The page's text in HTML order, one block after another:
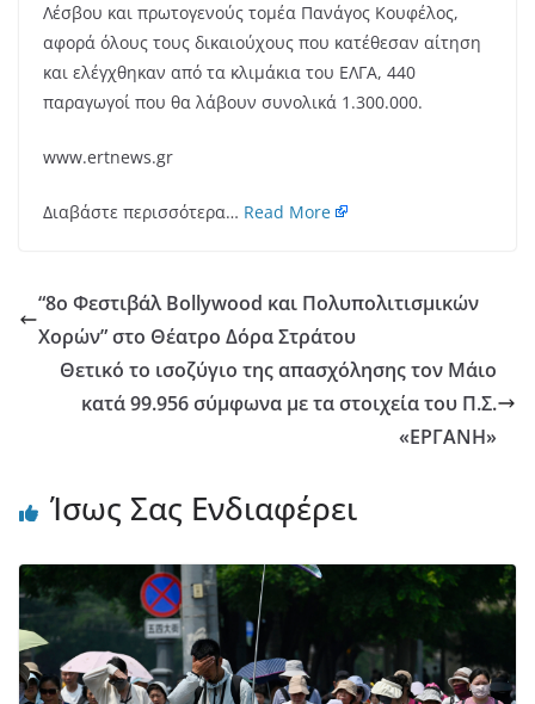
Λέσβου και πρωτογενούς τομέα Πανάγος Κουφέλος,
αφορά όλους τους δικαιούχους που κατέθεσαν αίτηση
και ελέγχθηκαν από τα κλιμάκια του ΕΛΓΑ, 440
παραγωγοί που θα λάβουν συνολικά 1.300.000.
www.ertnews.gr
Διαβάστε περισσότερα… Read More
“8ο Φεστιβάλ Bollywood και Πολυπολιτισμικών
Χορών” στο Θέατρο Δόρα Στράτου
Θετικό το ισοζύγιο της απασχόλησης τον Μάιο
κατά 99.956 σύμφωνα με τα στοιχεία του Π.Σ.
«ΕΡΓΑΝΗ»
Ίσως Σας Ενδιαφέρει